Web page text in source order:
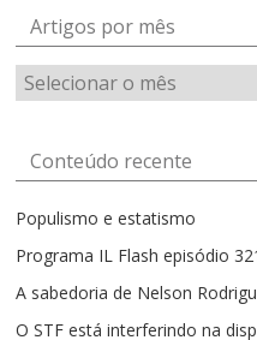
Artigos por mês
Artigos
por
Conteúdo recente
Populismo e estatismo
Programa IL Flash episódio
A sabedoria de Nelson
O STF está interferindo na